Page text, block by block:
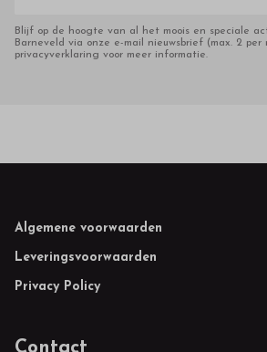
Blijf op de hoogte van al het moois en speciale
Barneveld via onze e-mail nieuwsbrief (max. 2 per
privacyverklaring voor meer informatie.
Footer
Algemene voorwaarden
Leveringsvoorwaarden
Privacy Policy
Contact